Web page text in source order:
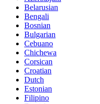
Belarusian
Bengali
Bosnian
Bulgarian
Cebuano
Chichewa
Corsican
Croatian
Dutch
Estonian
Filipino